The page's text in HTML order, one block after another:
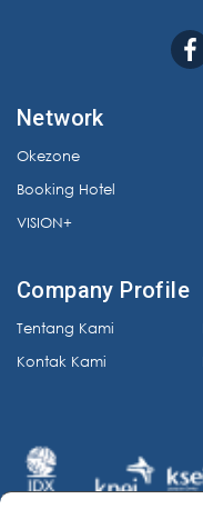
Network
Okezone
Booking Hotel
VISION+
Company Profile
Tentang Kami
Kontak Kami